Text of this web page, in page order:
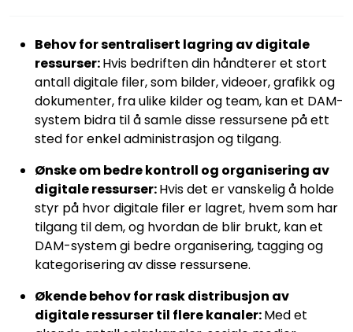
Behov for sentralisert lagring av digitale
ressurser:Hvis bedriften din håndterer et stort
antall digitale filer, som bilder, videoer, grafikk og
dokumenter, fra ulike kilder og team, kan et DAM-
system bidra til å samle disse ressursene på ett
sted for enkel administrasjon og tilgang.
Ønske om bedre kontroll og organisering av
digitale ressurser:Hvis det er vanskelig å holde
styr på hvor digitale filer er lagret, hvem som har
tilgang til dem, og hvordan de blir brukt, kan et
DAM-system gi bedre organisering, tagging og
kategorisering av disse ressursene.
Økende behov for rask distribusjon av
digitale ressurser til flere kanaler:Med et